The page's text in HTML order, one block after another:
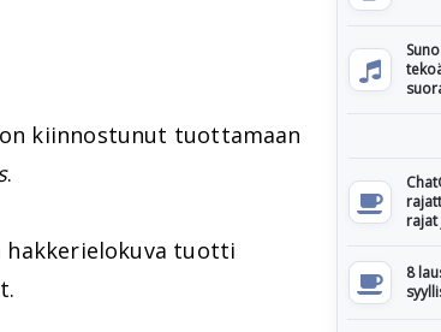
kiinnostunut tuottamaan
.
tuotti
rajat
8